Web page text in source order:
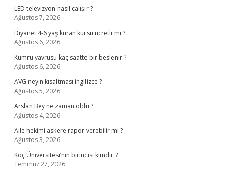
LED televizyon nasıl çalışır ?
Ağustos 7, 2026
Diyanet 4-6 yaş kuran kursu ücretli mi ?
Ağustos 6, 2026
Kumru yavrusu kaç saatte bir beslenir ?
Ağustos 6, 2026
AVG neyin kısaltması ingilizce ?
Ağustos 5, 2026
Arslan Bey ne zaman öldü ?
Ağustos 4, 2026
Aile hekimi askere rapor verebilir mi ?
Ağustos 3, 2026
Koç Üniversitesi’nin birincisi kimdir ?
Temmuz 27, 2026